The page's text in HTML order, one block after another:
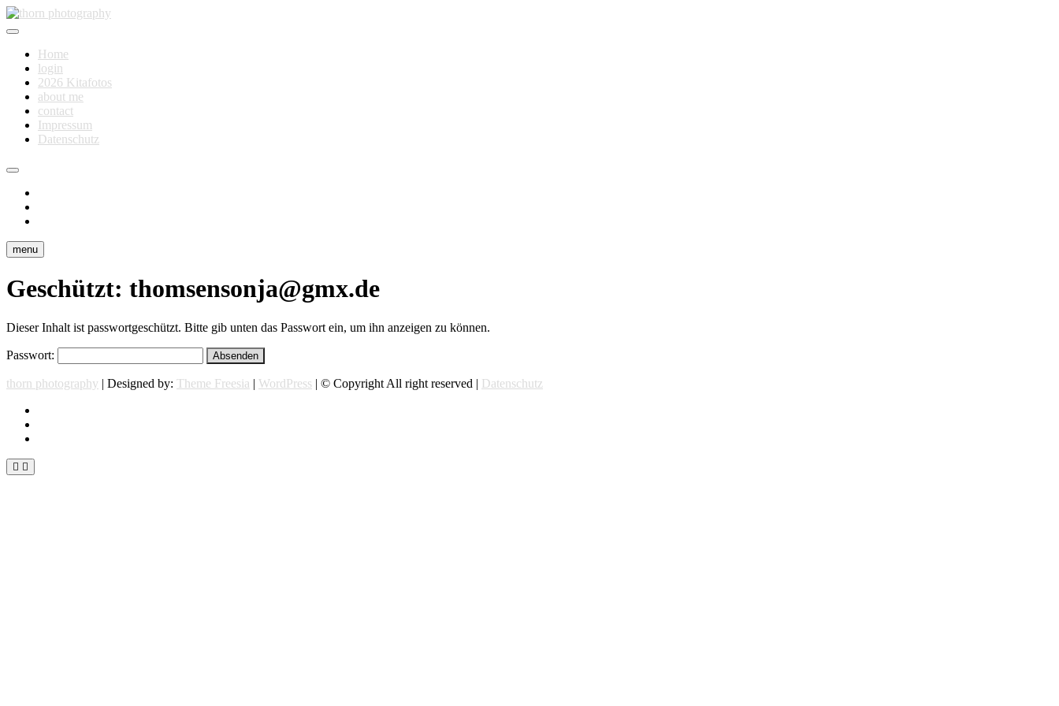
Skip
to
thorn photography
Fotografie für Dich
Home
login
2026 Kitafotos
about me
contact
Impressum
Datenschutz
menu
Geschützt: thomsensonja@gmx.de
Dieser Inhalt ist passwortgeschützt. Bitte gib unten das Passwort ein, um ihn anzeigen zu können.
Passwort:
thorn photography | Designed by: Theme Freesia | WordPress | © Copyright All right reserved | Datenschutz